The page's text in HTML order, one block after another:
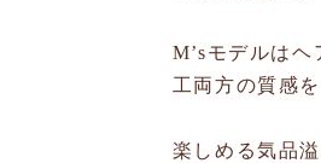
M’sモデルは
工両方の質感を
楽しめる気品